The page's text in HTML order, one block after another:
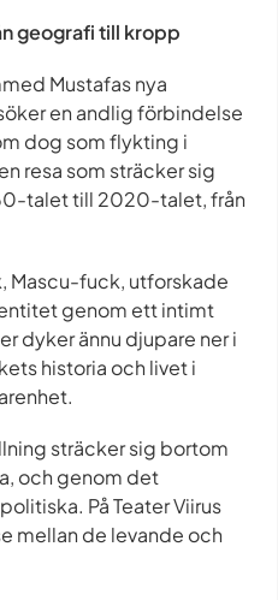
geografi till kropp
Mustafas nya
en andlig förbindelse
dog som flykting i
resa som sträcker sig
talet till 2020-talet, från
Mascu-fuck, utforskade
genom ett intimt
dyker ännu djupare ner i
historia och livet i
sträcker sig bortom
och genom det
På Teater Viirus
mellan de levande och